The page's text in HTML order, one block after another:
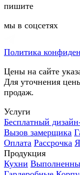
пишите
мы в соцсетях
Политика
Цены на сайте
Для уточнения
продаж.
Услуги
Бесплатный
Вызов замерщика
Оплата Рассрочка
Продукция
Кухни